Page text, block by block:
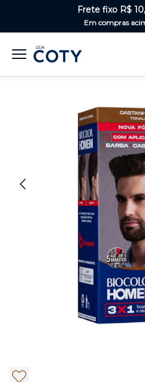
Frete fixo R$
Em compras